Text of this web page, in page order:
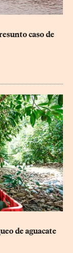
caso de
de aguacate